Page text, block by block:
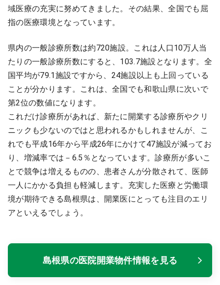
域医療の充実に努めてきました。その結果、全国でも屈
指の医療環境となっています。
県内の一般診療所数は約720施設。これは人口10万人当
たりの一般診療所数にすると、103.7施設となります。全
国平均が79.1施設ですから、24施設以上も上回っている
ことが分かります。これは、全国でも和歌山県に次いで
第2位の数値になります。
これだけ診療所があれば、新たに開業する診療所やクリ
ニックも少ないのではと思われるかもしれませんが、こ
れでも平成16年から平成26年にかけて47施設が減ってお
り、増減率では－6.5％となっています。診療所が多いこ
とで競争は増えるものの、患者さんが分散されて、医師
一人にかかる負担も軽減します。充実した医療と労働環
境が期待できる島根県は、開業医にとっても注目のエリ
アといえるでしょう。
島根県の医院開業物件情報を見る